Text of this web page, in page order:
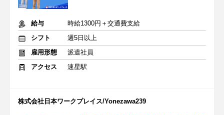
給与
時給1300円＋交通費支給
シフト
週5日以上
雇用形態
派遣社員
アクセス
速星駅
株式会社日本ワークプレイス/Yonezawa239